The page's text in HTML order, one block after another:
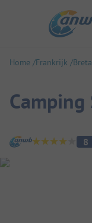
Home Frankrijk
Camping
Camping 8